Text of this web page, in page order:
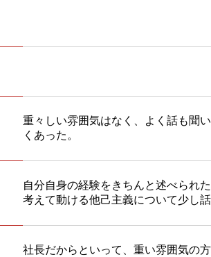
重々しい雰囲気はなく、よく話も聞
くあった。
自分自身の経験をきちんと述べられ
考えて動ける他己主義について少し
社長だからといって、重い雰囲気の